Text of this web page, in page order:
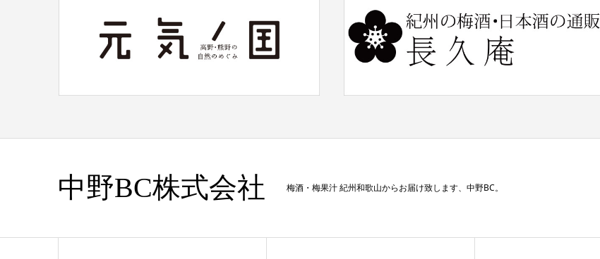
中野BC株式会社 梅酒・梅果汁 紀州和歌山からお届け致します、中野BC。